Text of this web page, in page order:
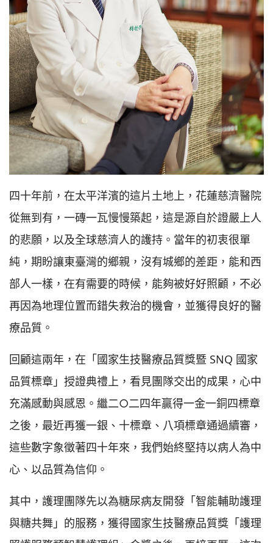
四十年前，在太平洋濱的這片土地上，花蓮慈濟醫院
從無到有，一磚一瓦慢慢築起，這是源自於證嚴上人
的悲願，以及全球慈濟人的護持。當年的初衷很單
純，期盼讓東臺灣的鄉親，沒有城鄉的差距，能和西
部人一樣，在有需要的時候，能夠被好好照顧，不必
再因為地理位置而錯失救治的機會，並獲得良好的醫
療品質。
回顧這兩年，在「國家生技醫療品質獎暨 SNQ 國家
品質標章」授證典禮上，看見團隊交出的成果，心中
充滿感動與感恩。繼二○二四年贏得一金一銅四標章
之後，最近再獲一銀、十標章、八項標章通過續審，
這些數字象徵著四十年來，我們始終堅持以病人為中
心、以品質為信仰。
其中，護理團隊先以為糖尿病友開發「智能輔助護理
與糖共舞」的服務，獲得國家生技醫療品質獎「護理